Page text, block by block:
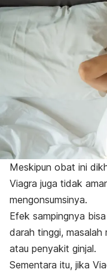
Meskipun obat ini
Viagra juga tidak
mengonsumsinya.
Efek sampingnya
darah tinggi,
atau penyakit ginjal.
Sementara itu, jika